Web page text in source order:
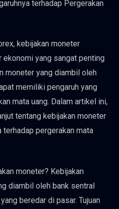
terhadap Pergerakan
kebijakan moneter
yang sangat penting
moneter yang diambil oleh
memiliki pengaruh yang
mata uang. Dalam artikel ini,
tentang kebijakan moneter
terhadap pergerakan mata
moneter? Kebijakan
diambil oleh bank sentral
beredar di pasar. Tujuan